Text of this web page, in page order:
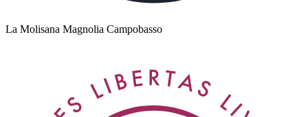
La Molisana Magnolia Campobasso